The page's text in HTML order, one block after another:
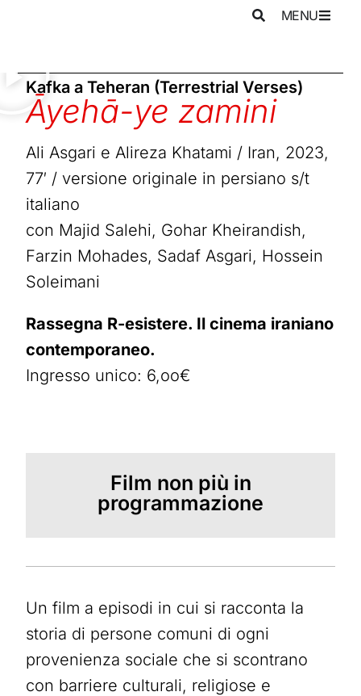
MENU
Kafka a Teheran (Terrestrial Verses)
Āyehā-ye zamini
Ali Asgari e Alireza Khatami / Iran, 2023,
77′ / versione originale in persiano s/t
italiano
con Majid Salehi, Gohar Kheirandish,
Farzin Mohades, Sadaf Asgari, Hossein
Soleimani
Rassegna R-esistere. Il cinema iraniano
contemporaneo.
Ingresso unico: 6,oo€
Film non più in
programmazione
Un film a episodi in cui si racconta la
storia di persone comuni di ogni
provenienza sociale che si scontrano
con barriere culturali, religiose e